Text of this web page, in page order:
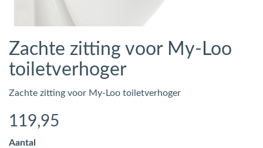
Zachte zitting voor My-Loo
toiletverhoger
Zachte zitting voor My-Loo toiletverhoger
119,95
Aantal